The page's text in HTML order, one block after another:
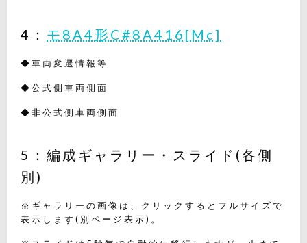
4： モ8A4形C#8A416[Mc]
◆車両変遷情報等
◆公式側車両側面
◆非公式側車両側面
5：編成ギャラリー・スライド(各側
別)
※ギャラリーの画像は、クリックするとフルサイズで
表示します(別ページ表示)。